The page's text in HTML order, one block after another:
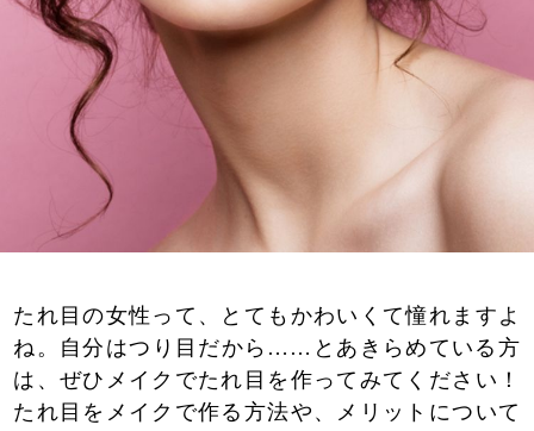
たれ目の女性って、とてもかわいくて憧れますよ
ね。自分はつり目だから……とあきらめている方
は、ぜひメイクでたれ目を作ってみてください！
たれ目をメイクで作る方法や、メリットについて